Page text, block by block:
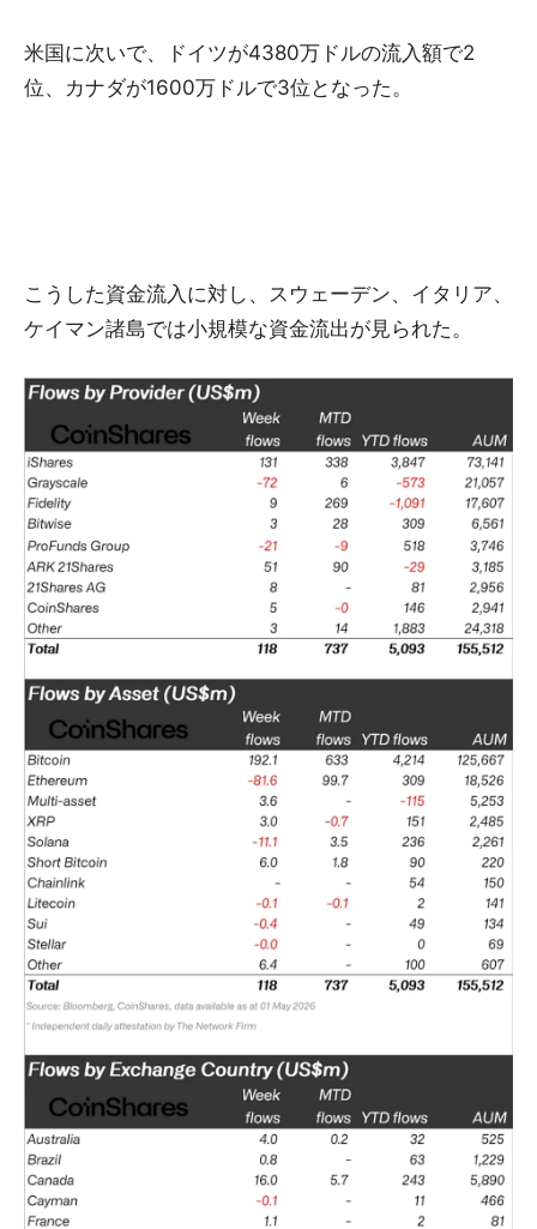
米国に次いで、ドイツが4380万ドルの流入額で2
位、カナダが1600万ドルで3位となった。
こうした資金流入に対し、スウェーデン、イタリア、
ケイマン諸島では小規模な資金流出が見られた。